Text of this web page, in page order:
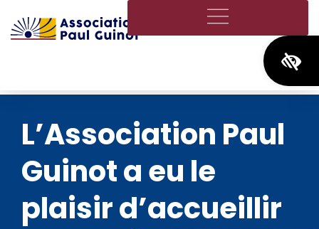
L’Association Paul
Guinot a eu le
plaisir d’accueillir